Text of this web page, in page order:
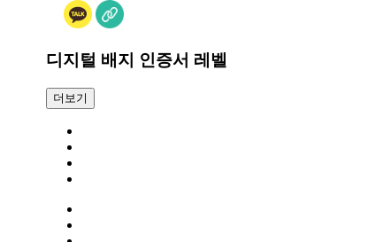
디지털 배지 인증서 레벨
더보기